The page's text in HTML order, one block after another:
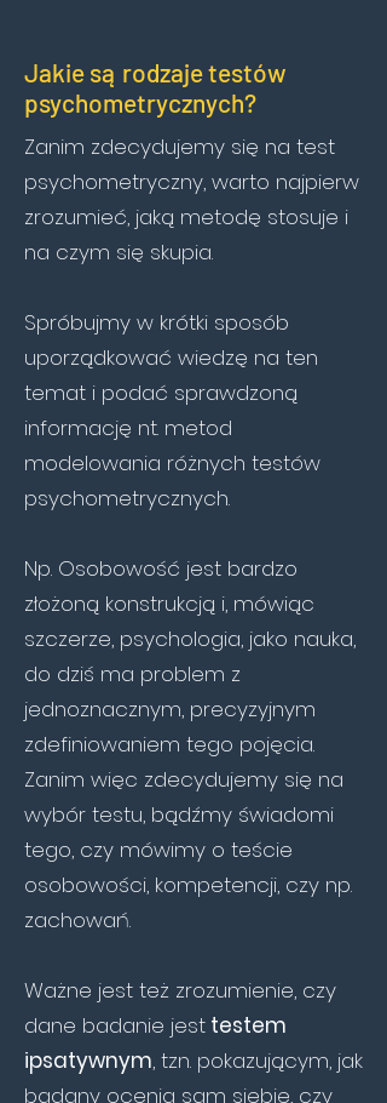
Jakie są rodzaje testów
psychometrycznych?
Zanim zdecydujemy się na test
psychometryczny, warto najpierw
zrozumieć, jaką metodę stosuje i
na czym się skupia.
Spróbujmy w krótki sposób
uporządkować wiedzę na ten
temat i podać sprawdzoną
informację nt. metod
modelowania różnych testów
psychometrycznych.
Np. Osobowość jest bardzo
złożoną konstrukcją i, mówiąc
szczerze, psychologia, jako nauka,
do dziś ma problem z
jednoznacznym, precyzyjnym
zdefiniowaniem tego pojęcia.
Zanim więc zdecydujemy się na
wybór testu, bądźmy świadomi
tego, czy mówimy o teście
osobowości, kompetencji, czy np.
zachowań.
Ważne jest też zrozumienie, czy
dane badanie jest testem
ipsatywnym, tzn. pokazującym, jak
badany ocenia sam siebie, czy